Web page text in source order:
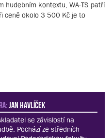
hudebním kontextu, WA-TS patří
ceně okolo 3 500 Kč je to
Jan Havlíček
se závislostí na
Pochází ze středních